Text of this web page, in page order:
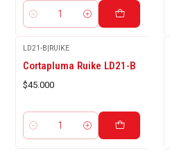
Cantidad
LD21-B RUIKE
Cortapluma Ruike LD21-B
$45.000
Cantidad